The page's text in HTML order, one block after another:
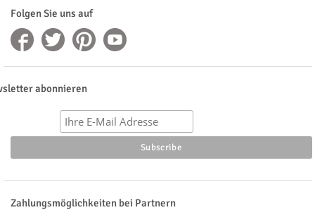
Folgen Sie uns auf
abonnieren
Zahlungsmöglichkeiten bei Partnern